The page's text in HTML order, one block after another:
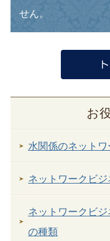
せん。
お
水関係のネット
ネットワークビ
ネットワークビ
の種類